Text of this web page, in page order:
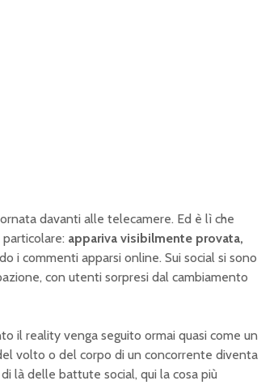
davanti alle telecamere. Ed è lì che
appariva visibilmente provata,
i commenti apparsi online. Sui social si sono
con utenti sorpresi dal cambiamento
il reality venga seguito ormai quasi come un
volto o del corpo di un concorrente diventa
là delle battute social, qui la cosa più